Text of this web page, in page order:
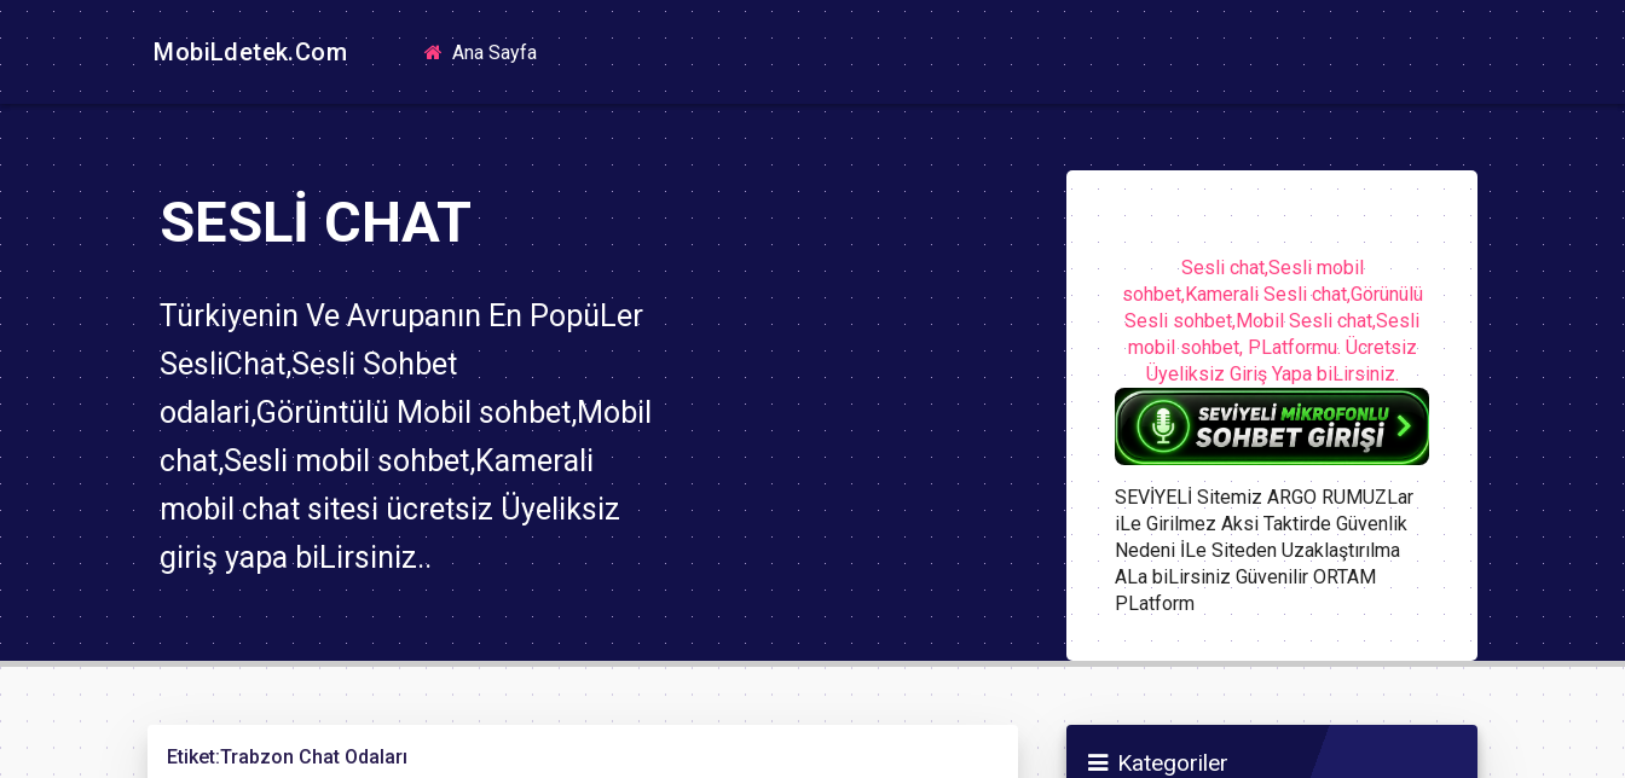
MobiLdetek.Com Ana Sayfa(current)
SESLI CHAT
Türkiyenin Ve Avrupanın En PopüLer
SesliChat,Sesli Sohbet
odalari,Görüntülü Mobil sohbet,Mobil
chat,Sesli mobil sohbet,Kamerali
mobil chat sitesi ücretsiz Üyeliksiz
giriş yapa biLirsiniz..
Sesli chat,Sesli mobil
sohbet,Kamerali Sesli chat,Görünülü
Sesli sohbet,Mobil Sesli chat,Sesli
mobil sohbet, PLatformu. Ücretsiz
Üyeliksiz Giriş Yapa biLirsiniz.
SEVİYELİ Sitemiz ARGO RUMUZLar
iLe Girilmez Aksi Taktirde Güvenlik
Nedeni İLe Siteden Uzaklaştırılma
ALa biLirsiniz Güvenilir ORTAM
PLatform
Etiket:Trabzon Chat Odaları Kategoriler